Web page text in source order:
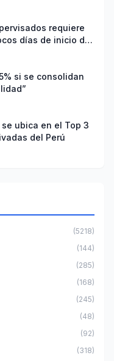
requiere
días de inicio del
si se consolidan
se ubica en el Top 3
del Perú
(5218)
(144)
(285)
(168)
(245)
(48)
(92)
(318)